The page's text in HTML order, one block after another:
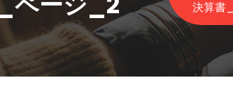
決算書